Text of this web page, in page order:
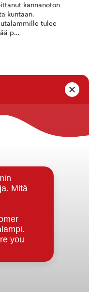
kannanoton
kuntaan.
tulee
p...
säännöt ja